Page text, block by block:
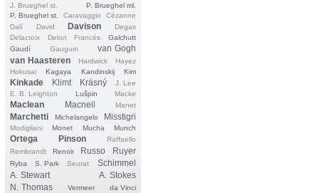
J. Brueghel st.
P. Brueghel ml.
P. Brueghel st.
Caravaggio
Cézanne
Dalí
David Davison
Degas
Delacroix
Delon Francés
Galchutt
Gaudí
Gauguin
van Gogh
van Haasteren
Hardwick
Hayez
Hokusai
Kagaya Kandinskij Kim
Kinkade Klimt Krásný
J. Lee
E. B. Leighton
Lušpin Macke
Maclean Macneil Manet
Marchetti Michelangelo Misstigri
Modigliani Monet Mucha Munch
Ortega Pinson
Raffaello
Rembrandt
Renoir Russo Ruyer
Ryba S. Park Seurat
Schimmel
A. Stewart
A. Stokes
N. Thomas
Vermeer
da Vinci